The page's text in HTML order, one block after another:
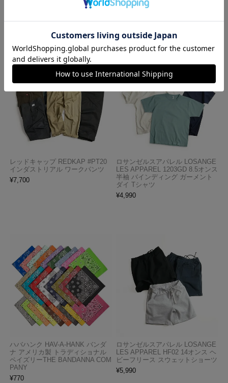
LES APPAREL 1809GD 6.5オンス
ャツ
スウェイト 半袖 ポケット Tシャ
¥7,990
レッドキャップ REDKAP #PT20
インダストリアル ワークパンツ
¥7,700
ロサンゼルスアパレル LOSANGE
LES APPAREL 1203GD 8.5オンス
半袖 バインディング ガーメント
ダイ Tシャツ
¥4,990
ハバハンク HAV-A-HANK バンダ
ナ アメリカ製 トラディショナル
ペイズリーTHE BANDANNA COM
PANY
¥770
ロサンゼルスアパレル LOSANGE
LES APPAREL HF02 14オンス ヘ
ビーフリース スウェットショーツ
¥5,990